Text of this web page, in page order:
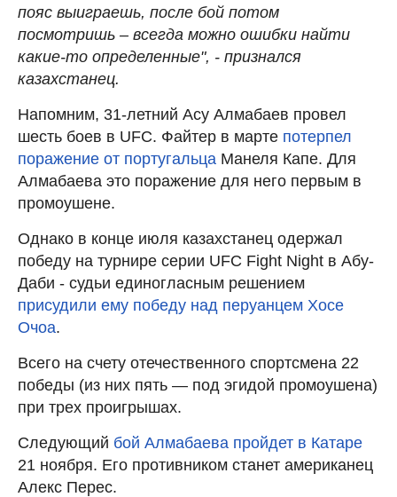
пояс выиграешь, после бой потом
посмотришь – всегда можно ошибки найти
какие-то определенные", - признался
казахстанец.
Напомним, 31-летний Асу Алмабаев провел
шесть боев в UFC. Файтер в марте потерпел
поражение от португальца Манеля Капе. Для
Алмабаева это поражение для него первым в
промоушене.
Однако в конце июля казахстанец одержал
победу на турнире серии UFC Fight Night в Абу-
Даби - судьи единогласным решением
присудили ему победу над перуанцем Хосе
Очоа.
Всего на счету отечественного спортсмена 22
победы (из них пять — под эгидой промоушена)
при трех проигрышах.
Следующий бой Алмабаева пройдет в Катаре
21 ноября. Его противником станет американец
Алекс Перес.